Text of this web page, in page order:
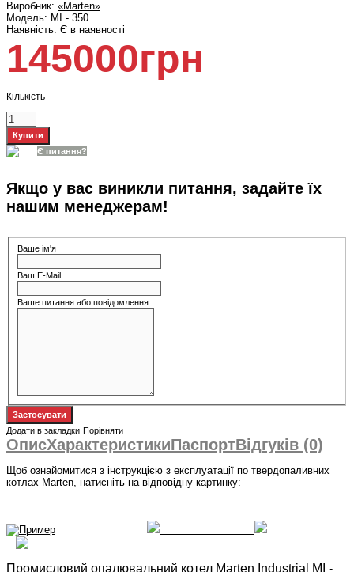
Виробник: «Marten»
Модель: MI - 350
Наявність: Є в наявності
145000грн
Кількість
Є питання?
Якщо у вас виникли питання, задайте їх
нашим менеджерам!
Ваше ім'я
Ваш E-Mail
Ваше питання або повідомлення
Додати в закладки Порівняти
ОписХарактеристикиПаспортВідгуків (0)
Щоб ознайомитися з інструкцією з експлуатації по твердопаливних
котлах Marten, натисніть на відповідну картинку:
Промисловий опалювальний котел Marten Industrial MI -